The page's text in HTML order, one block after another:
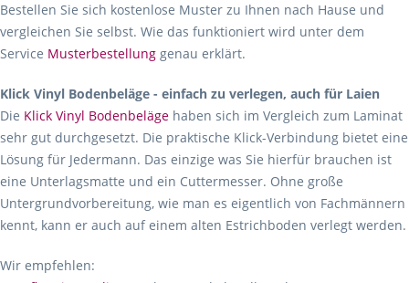
Bestellen Sie sich kostenlose Muster zu Ihnen nach Hause und
vergleichen Sie selbst. Wie das funktioniert wird unter dem
Service Musterbestellung genau erklärt.
Klick Vinyl Bodenbeläge - einfach zu verlegen, auch für Laien
Die Klick Vinyl Bodenbeläge haben sich im Vergleich zum Laminat
sehr gut durchgesetzt. Die praktische Klick-Verbindung bietet eine
Lösung für Jedermann. Das einzige was Sie hierfür brauchen ist
eine Unterlagsmatte und ein Cuttermesser. Ohne große
Untergrundvorbereitung, wie man es eigentlich von Fachmännern
kennt, kann er auch auf einem alten Estrichboden verlegt werden.
Wir empfehlen: